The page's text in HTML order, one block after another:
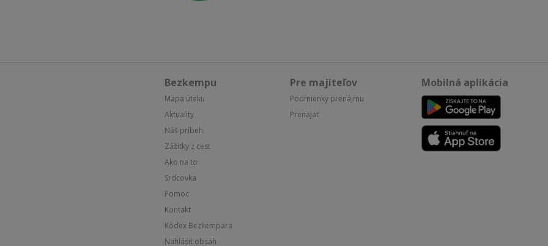
Bezkempu
Mapa úteku
Aktuality
Náš príbeh
Zážitky z cest
Ako na to
Srdcovka
Pomoc
Kontakt
Kódex Bezkempara
Nahlásit obsah
Pre majiteľov
Podmienky prenájmu
Prenajať
Mobilná aplikácia